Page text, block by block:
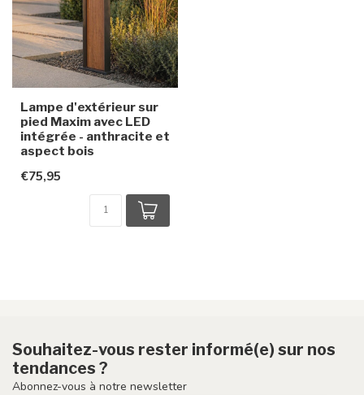
Lampe d'extérieur sur
pied Maxim avec LED
intégrée - anthracite et
aspect bois
€75,95
Souhaitez-vous rester informé(e) sur nos
tendances ?
Abonnez-vous à notre newsletter